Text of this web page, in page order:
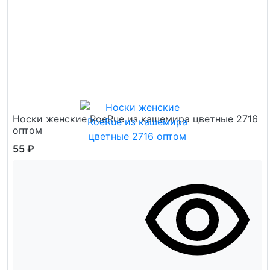
Носки женские RoeRue из кашемира цветные 2716
оптом
55 ₽